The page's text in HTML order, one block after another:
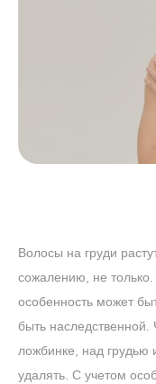
Волосы на груди
сожалению, не
особенность может
быть
ложбинке, над грудью
удалять. С учетом